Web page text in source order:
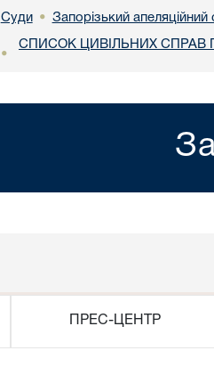
Суди • Запорізький апеляційний
•
СПИСОК ЦИВІЛЬНИХ
ПРЕС-ЦЕНТР